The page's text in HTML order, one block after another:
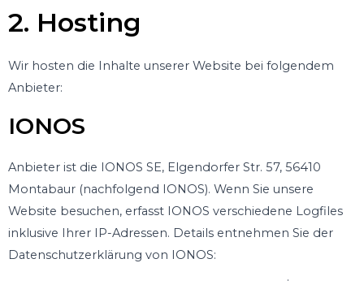
2. Hosting
Wir hosten die Inhalte unserer Website bei folgendem
Anbieter:
IONOS
Anbieter ist die IONOS SE, Elgendorfer Str. 57, 56410
Montabaur (nachfolgend IONOS). Wenn Sie unsere
Website besuchen, erfasst IONOS verschiedene Logfiles
inklusive Ihrer IP-Adressen. Details entnehmen Sie der
Datenschutzerklärung von IONOS:
.